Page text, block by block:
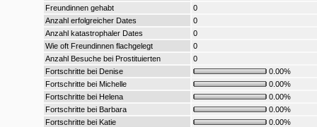
Freundinnen gehabt
0
Anzahl erfolgreicher Dates
0
Anzahl katastrophaler Dates
0
Wie oft Freundinnen flachgelegt
0
Anzahl Besuche bei Prostituierten
0
Fortschritte bei Denise
0.00%
Fortschritte bei Michelle
0.00%
Fortschritte bei Helena
0.00%
Fortschritte bei Barbara
0.00%
Fortschritte bei Katie
0.00%